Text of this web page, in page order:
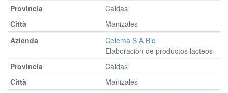
Caldas
Manizales
Celema S A Bic
Elaboracion de productos lacteos
Caldas
Manizales